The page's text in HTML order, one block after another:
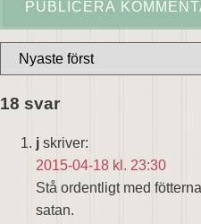
18 svar
j skriver:
2015-04-18 kl. 23:30
Stå ordentligt med
satan.